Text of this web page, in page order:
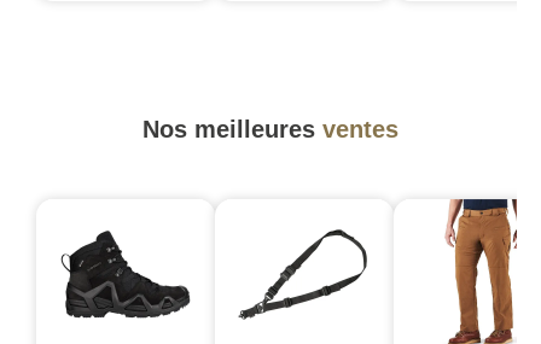
Nos meilleures ventes